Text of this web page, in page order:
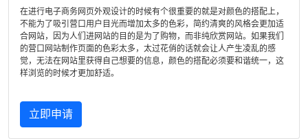
在进行电子商务网页外观设计的时候有个很重要的就是对颜色的搭配上，
不能为了吸引营口用户目光而增加太多的色彩，简约清爽的风格会更加适
合网站，因为人们进网站的目的是为了购物，而非纯欣赏网站。如果我们
的营口网站制作页面的色彩太多，太过花俏的话就会让人产生凌乱的感
觉，无法在网站里获得自己想要的信息，颜色的搭配必须要和谐统一，这
样浏览的时候才更加舒适。
立即申请